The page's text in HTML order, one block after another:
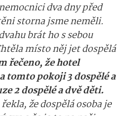
dva dny před
storna jsme neměli.
brát ho s sebou
místo něj jet dospělá
řečeno, že hotel
tomto pokoji 3 dospělé a
2 dospělé a dvě děti.
že dospělá osoba je